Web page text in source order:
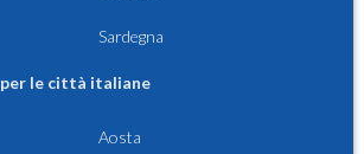
Sardegna
le città italiane
Aosta